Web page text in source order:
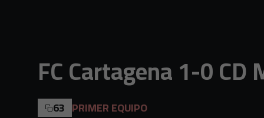
FC Cartagena 1-0 CD
63 PRIMER EQUIPO